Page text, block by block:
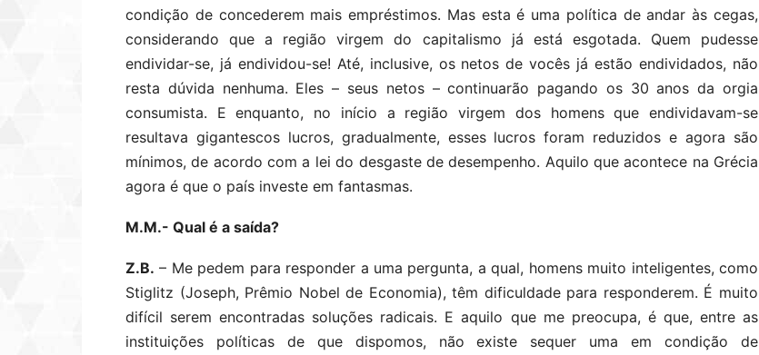
condição de concederem mais empréstimos. Mas esta é uma política de andar às cegas,
considerando que a região virgem do capitalismo já está esgotada. Quem pudesse
endividar-se, já endividou-se! Até, inclusive, os netos de vocês já estão endividados, não
resta dúvida nenhuma. Eles – seus netos – continuarão pagando os 30 anos da orgia
consumista. E enquanto, no início a região virgem dos homens que endividavam-se
resultava gigantescos lucros, gradualmente, esses lucros foram reduzidos e agora são
mínimos, de acordo com a lei do desgaste de desempenho. Aquilo que acontece na Grécia
agora é que o país investe em fantasmas.
M.M.- Qual é a saída?
Z.B. – Me pedem para responder a uma pergunta, a qual, homens muito inteligentes, como
Stiglitz (Joseph, Prêmio Nobel de Economia), têm dificuldade para responderem. É muito
difícil serem encontradas soluções radicais. E aquilo que me preocupa, é que, entre as
instituições políticas de que dispomos, não existe sequer uma em condição de